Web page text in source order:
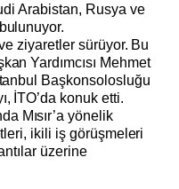
Arabistan, Rusya ve
ziyaretler sürüyor. Bu
Yardımcısı Mehmet
Başkonsolosluğu
İTO’da konuk etti.
Mısır’a yönelik
ikili iş görüşmeleri
üzerine